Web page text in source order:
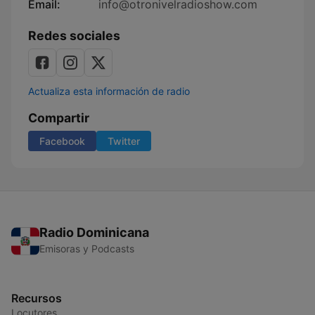
Email:
info@otronivelradioshow.com
Redes sociales
Actualiza esta información de radio
Compartir
Facebook Twitter
Radio Dominicana
Emisoras y Podcasts
Recursos
Locutores